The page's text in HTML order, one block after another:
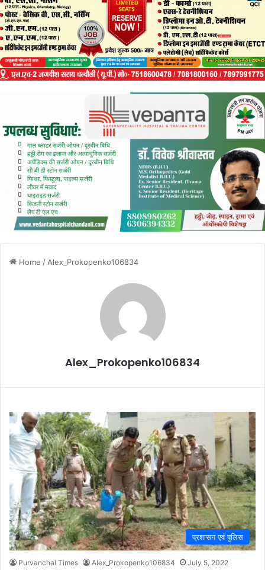
Home / Alex_Prokopenko106834
Alex_Prokopenko106834
प्रशासन एवं पुलिस
Purvanchal Times Alex_Prokopenko106834 July 5, 2022